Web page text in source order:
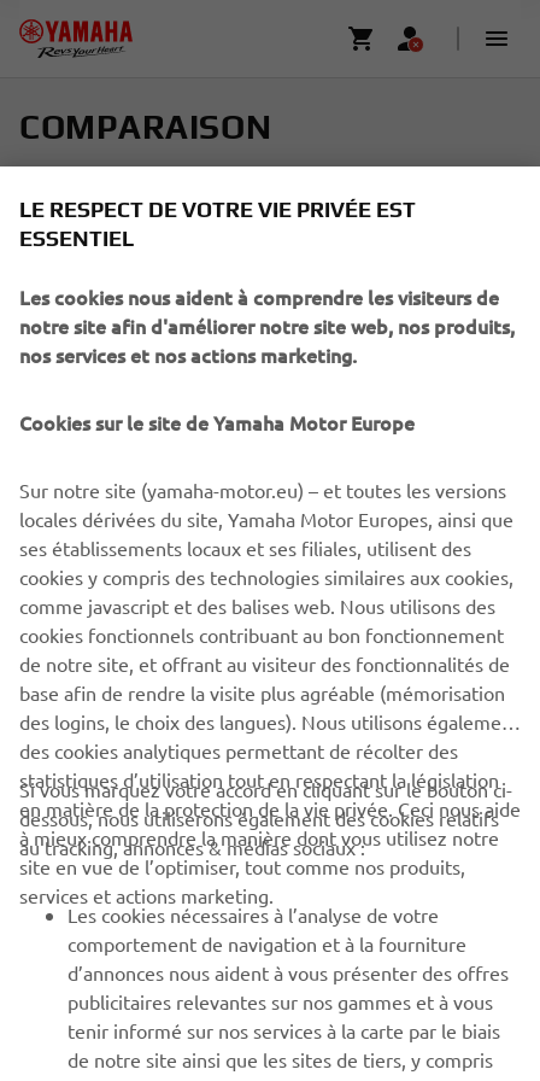
COMPARAISON
moto idéale
Ajouter
CORPORATE
BUSINESS
PLUS YAMAHA
SUPPORT
NEWSLETTER
Découvrez en exclusivité les dernières offres, les événements
spéciaux, les nouveautés et bien plus encore
Passer en mode paysage
Pour plus de confort, basculez votre téléphone en
mode paysage
CONFIRMER
LE RESPECT DE VOTRE VIE PRIVÉE EST
ESSENTIEL
Les cookies nous aident à comprendre les visiteurs de
notre site afin d'améliorer notre site web, nos produits,
nos services et nos actions marketing.
Cookies sur le site de Yamaha Motor Europe
Sur notre site (yamaha-motor.eu) – et toutes les versions
locales dérivées du site, Yamaha Motor Europes, ainsi que
ses établissements locaux et ses filiales, utilisent des
cookies y compris des technologies similaires aux cookies,
comme javascript et des balises web. Nous utilisons des
cookies fonctionnels contribuant au bon fonctionnement
de notre site, et offrant au visiteur des fonctionnalités de
base afin de rendre la visite plus agréable (mémorisation
des logins, le choix des langues). Nous utilisons également
des cookies analytiques permettant de récolter des
statistiques d’utilisation tout en respectant la législation
en matière de la protection de la vie privée. Ceci nous aide
à mieux comprendre la manière dont vous utilisez notre
site en vue de l’optimiser, tout comme nos produits,
services et actions marketing.
Si vous marquez votre accord en cliquant sur le bouton ci-
dessous, nous utiliserons également des cookies relatifs
au tracking, annonces & médias sociaux :
Les cookies nécessaires à l’analyse de votre
comportement de navigation et à la fourniture
d’annonces nous aident à vous présenter des offres
publicitaires relevantes sur nos gammes et à vous
tenir informé sur nos services à la carte par le biais
de notre site ainsi que les sites de tiers, y compris